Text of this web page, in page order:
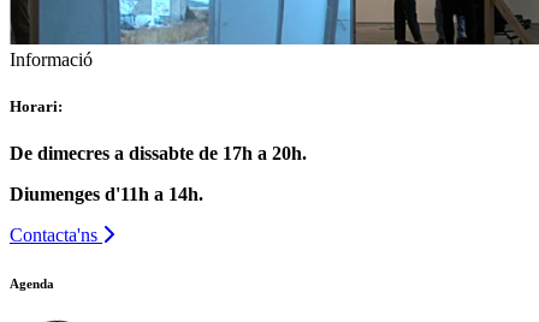
Informació
Horari:
De dimecres a dissabte de 17h a 20h.
Diumenges d'11h a 14h.
Contacta'ns
Agenda